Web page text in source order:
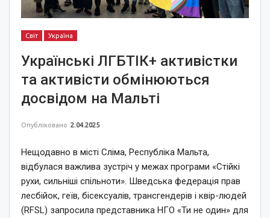
Світ Україна
Українські ЛГБТІК+ активістки
та активісти обмінюються
досвідом на Мальті
Опубліковано 2.04.2025
Нещодавно в місті Сліма, Республіка Мальта,
відбулася важлива зустріч у межах програми «Стійкі
рухи, сильніші спільноти». Шведська федерація прав
лесбійок, геїв, бісексуалів, трансгендерів і квір-людей
(RFSL) запросила представника НГО «Ти не один» для